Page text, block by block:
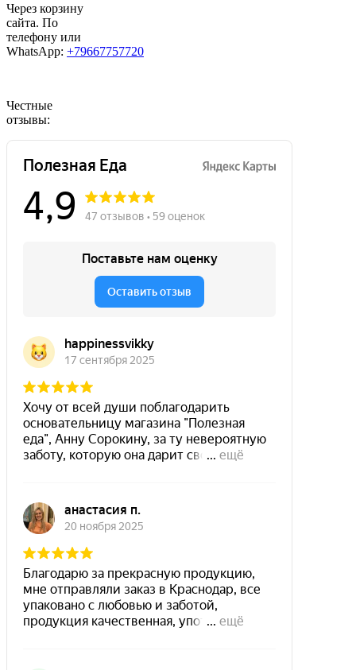
Через корзину
сайта. По
телефону или
WhatsApp: +79667757720
Честные
отзывы: